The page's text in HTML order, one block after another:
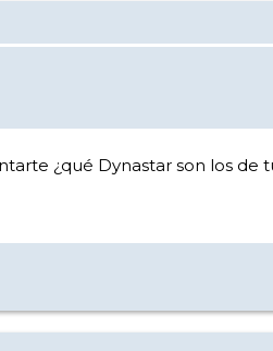
¿qué Dynastar son los de